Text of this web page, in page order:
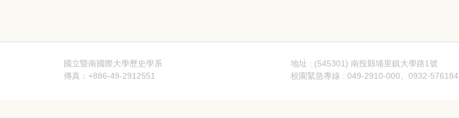
國立暨南國際大學歷史學系 地址 : (545301) 南投縣埔里鎮大學路1號
傳真：+886-49-2912551
校園緊急專線 : 049-2910-000、0932-576184